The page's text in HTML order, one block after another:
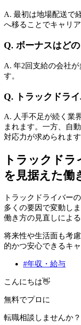
A. 最初は地場配送で
へ移ることでキャリ
Q. ボーナスはど
A. 年2回支給の会社
す。
Q. トラックドラ
A. 人手不足が続く業
まれます。一方、自
対応力が求められます
トラックド
を見据えた働
トラックドライバー
多くの要因で変動し
働き方の見直しによ
将来性や生活面も考
的かつ安心できるキ
#年収・給与
こんにちは👋
無料でプロに
転職相談 しませんか？